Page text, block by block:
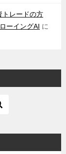
トレードの方
ーイングAI に